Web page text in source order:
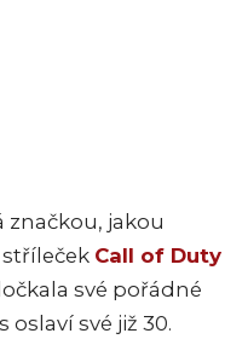
značkou, jakou
Call of Duty
své pořádné
své již 30.